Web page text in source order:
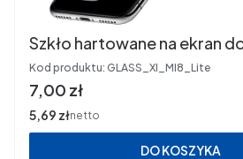
Szkło hartowane na ekran
Kod produktu: GLASS_XI_MI8_Lite
Cena
7,00 zł
Cena
5,69 złnetto
DO KOSZYKA